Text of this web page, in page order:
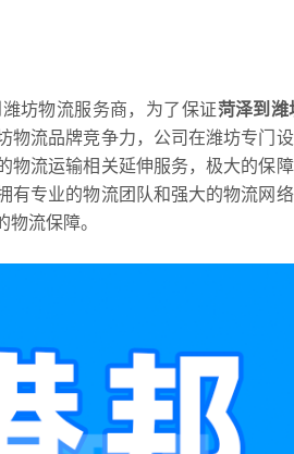
坊物流服务商，为了保证菏泽到潍
物流品牌竞争力，公司在潍坊专门
物流运输相关延伸服务，极大的保
有专业的物流团队和强大的物流网
流保障。